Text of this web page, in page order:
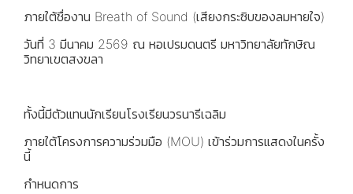
ภายใต้ชื่องาน Breath of Sound (เสียงกระซิบของลมหายใจ)
วันที่ 3 มีนาคม 2569 ณ หอเปรมดนตรี มหาวิทยาลัยทักษิณ
วิทยาเขตสงขลา
ทั้งนี้มีตัวแทนนักเรียนโรงเรียนวรนารีเฉลิม
ภายใต้โครงการความร่วมมือ (MOU) เข้าร่วมการแสดงในครั้ง
นี้
กำหนดการ